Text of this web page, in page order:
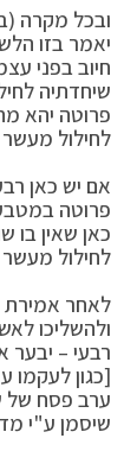
ובכל מקרה
יאמר בזו
חיוב בפני
שיחדתיה
פרוטה יהא
לחילול מעשר
אם יש כאן
פרוטה
כאן שאין בו
לחילול מעשר
לאחר אמירת
ולהשליכו
רבעי –
[כגון לעקמו
ערב פסח של
שיסמן ע"י